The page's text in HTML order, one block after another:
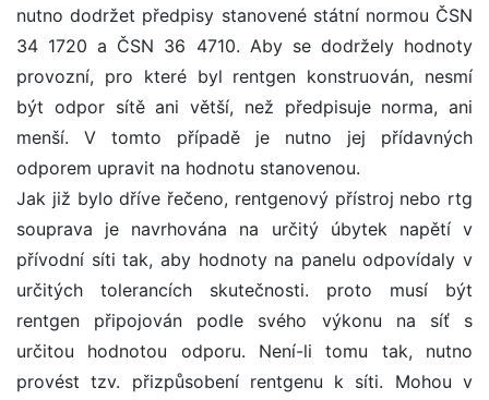
nutno dodržet předpisy stanovené státní normou ČSN
34 1720 a ČSN 36 4710. Aby se dodržely hodnoty
provozní, pro které byl rentgen konstruován, nesmí
být odpor sítě ani větší, než předpisuje norma, ani
menší. V tomto případě je nutno jej přídavných
odporem upravit na hodnotu stanovenou.
Jak již bylo dříve řečeno, rentgenový přístroj nebo rtg
souprava je navrhována na určitý úbytek napětí v
přívodní síti tak, aby hodnoty na panelu odpovídaly v
určitých tolerancích skutečnosti. proto musí být
rentgen připojován podle svého výkonu na síť s
určitou hodnotou odporu. Není-li tomu tak, nutno
provést tzv. přizpůsobení rentgenu k síti. Mohou v